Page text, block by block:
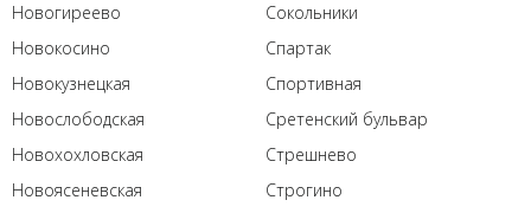
Новогиреево
Новокосино
Новокузнецкая
Новослободская
Новохохловская
Новоясеневская
Сокольники
Спартак
Спортивная
Сретенский бульвар
Стрешнево
Строгино